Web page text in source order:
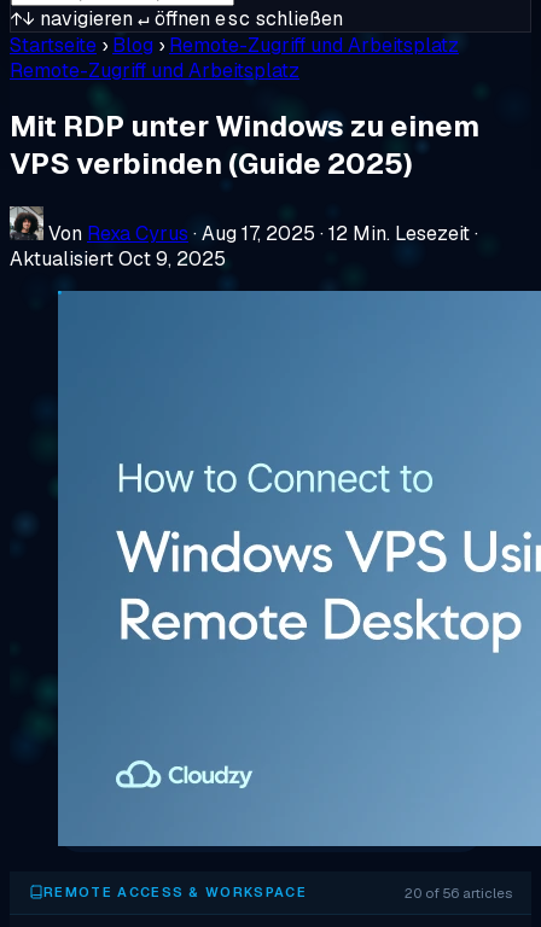
↑↓ navigieren↵öffnenesc schließen
Startseite › Blog › Remote-Zugriff und Arbeitsplatz
Remote-Zugriff und Arbeitsplatz
Mit RDP unter Windows zu einem
VPS verbinden (Guide 2025)
Von Rexa Cyrus ·Aug 17, 2025 ·12 Min. Lesezeit·
Aktualisiert Oct 9, 2025
REMOTE ACCESS & WORKSPACE 20 of 56 articles